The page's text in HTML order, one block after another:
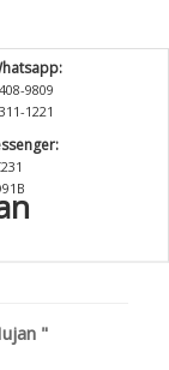
9809
1221
"